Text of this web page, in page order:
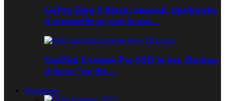
GoPro Hero 8 Black: impresii, tips&tricks
și accesoriile pe care le-am…
SanDisk Extreme Pro SSD în test. Backup
și lucru ”on the…
Workshops